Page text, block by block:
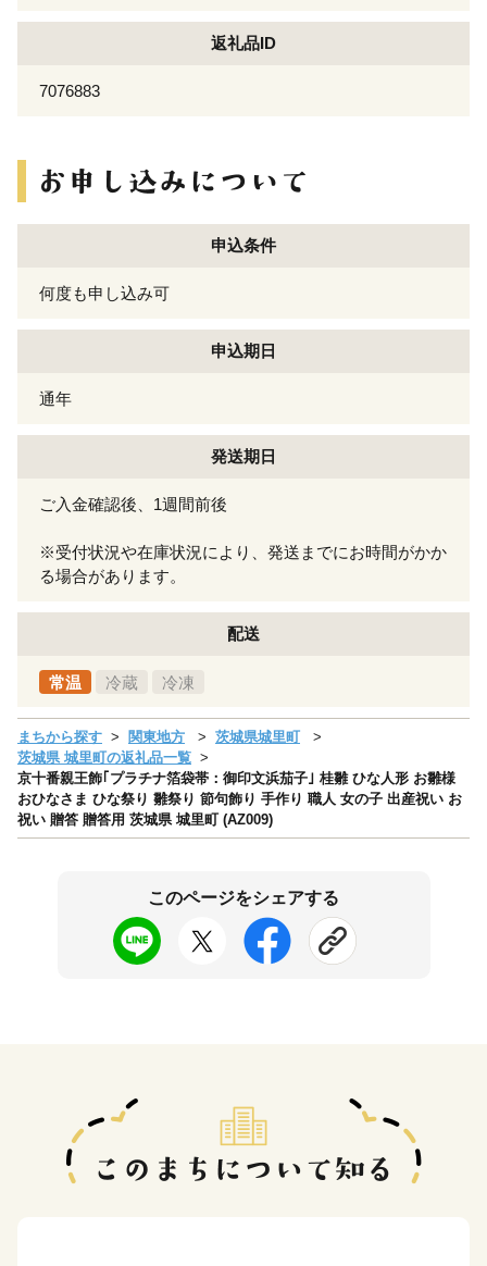
返礼品ID
7076883
申込条件
何度も申し込み可
申込期日
通年
発送期日
ご入金確認後、1週間前後
※受付状況や在庫状況により、発送までにお時間がかか
る場合があります。
配送
常温 冷蔵 冷凍
まちから探す 関東地方
茨城県城里町
茨城県 城里町の返礼品一覧
京十番親王飾｢プラチナ箔袋帯：御印文浜茄子｣ 桂雛 ひな人形 お雛様
おひなさま ひな祭り 雛祭り 節句飾り 手作り 職人 女の子 出産祝い お
祝い 贈答 贈答用 茨城県 城里町 (AZ009)
このページをシェアする